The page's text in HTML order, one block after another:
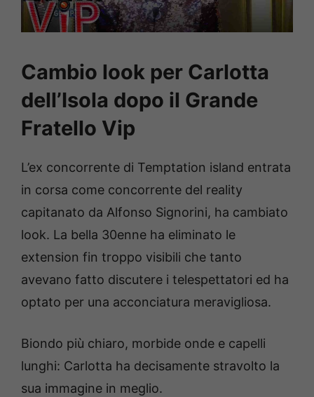
Cambio look per Carlotta
dell’Isola dopo il Grande
Fratello Vip
L’ex concorrente di Temptation island entrata
in corsa come concorrente del reality
capitanato da Alfonso Signorini, ha cambiato
look. La bella 30enne ha eliminato le
extension fin troppo visibili che tanto
avevano fatto discutere i telespettatori ed ha
optato per una acconciatura meravigliosa.
Biondo più chiaro, morbide onde e capelli
lunghi: Carlotta ha decisamente stravolto la
sua immagine in meglio.